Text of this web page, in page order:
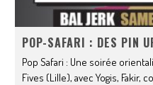
POP-SAFARI : DES PIN
Pop Safari : Une soirée
Fives (Lille), avec Yogis,